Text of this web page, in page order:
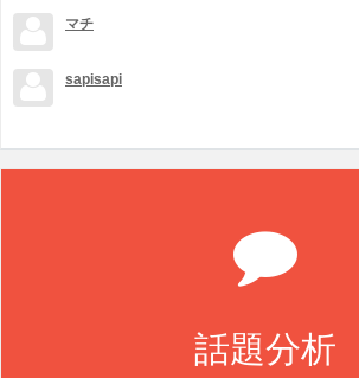
マチ
sapisapi
話題分析